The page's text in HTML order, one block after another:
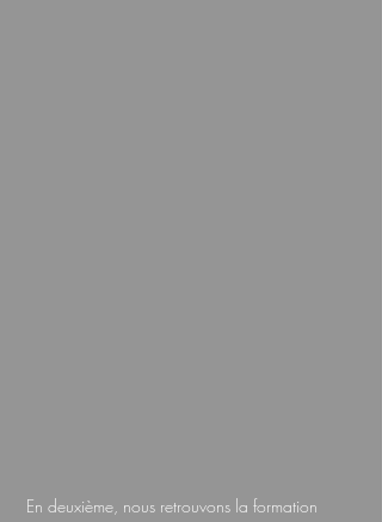
En deuxième, nous retrouvons la formation